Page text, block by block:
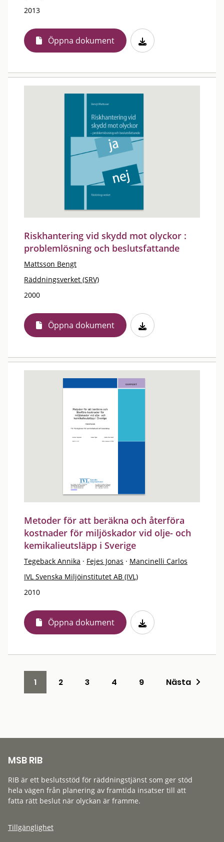
2013
Öppna dokument
Riskhantering vid skydd mot olyckor :
problemlösning och beslutsfattande
Mattsson Bengt
Räddningsverket (SRV)
2000
Öppna dokument
Metoder för att beräkna och återföra
kostnader för miljöskador vid olje- och
kemikalieutsläpp i Sverige
Tegeback Annika · Fejes Jonas · Mancinelli Carlos
IVL Svenska Miljöinstitutet AB (IVL)
2010
Öppna dokument
1 2 3 4 9 Nästa
MSB RIB
RIB är ett beslutsstöd för räddningstjänst som ger stöd
hela vägen från planering av framtida insatser till att
fatta rätt beslut när olyckan är framme.
Tillgänglighet